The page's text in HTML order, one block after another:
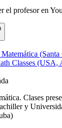
el profesor en
(Santa
Classes (USA,
Clases
y